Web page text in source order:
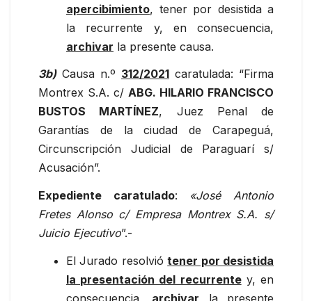
apercibimiento, tener por desistida a
la recurrente y, en consecuencia,
archivar la presente causa.
3b)Causa n.º 312/2021 caratulada: “Firma
Montrex S.A. c/ ABG. HILARIO FRANCISCO
BUSTOS MARTÍNEZ, Juez Penal de
Garantías de la ciudad de Carapeguá,
Circunscripción Judicial de Paraguarí s/
Acusación”.
Expediente caratulado: «José Antonio
Fretes Alonso c/ Empresa Montrex S.A. s/
Juicio Ejecutivo”.-
El Jurado resolviótener por desistida
la presentación del recurrentey, en
consecuencia, archivar la presente